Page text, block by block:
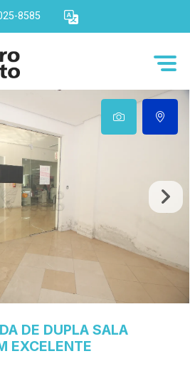
8585
DE DUPLA SALA
EXCELENTE